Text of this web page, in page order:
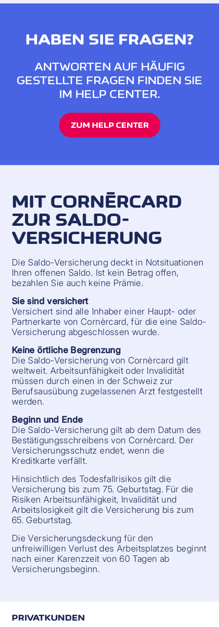
HABEN SIE FRAGEN?
ANTWORTEN AUF HÄUFIG
GESTELLTE FRAGEN FINDEN SIE
IM HELP CENTER.
ZUM HELP CENTER
MIT CORNÈRCARD
ZUR SALDO-
VERSICHERUNG
Die Saldo-Versicherung deckt in Notsituationen
Ihren offenen Saldo. Ist kein Betrag offen,
bezahlen Sie auch keine Prämie.
Sie sind versichert
Versichert sind alle Inhaber einer Haupt- oder
Partnerkarte von Cornèrcard, für die eine Saldo-
Versicherung abgeschlossen wurde.
Keine örtliche Begrenzung
Die Saldo-Versicherung von Cornèrcard gilt
weltweit. Arbeitsunfähigkeit oder Invalidität
müssen durch einen in der Schweiz zur
Berufsausübung zugelassenen Arzt festgestellt
werden.
Beginn und Ende
Die Saldo-Versicherung gilt ab dem Datum des
Bestätigungsschreibens von Cornèrcard. Der
Versicherungsschutz endet, wenn die
Kreditkarte verfällt.
Hinsichtlich des Todesfallrisikos gilt die
Versicherung bis zum 75. Geburtstag. Für die
Risiken Arbeitsunfähigkeit, Invalidität und
Arbeitslosigkeit gilt die Versicherung bis zum
65. Geburtstag.
Die Versicherungsdeckung für den
unfreiwilligen Verlust des Arbeitsplatzes beginnt
nach einer Karenzzeit von 60 Tagen ab
Versicherungsbeginn.
PRIVATKUNDEN